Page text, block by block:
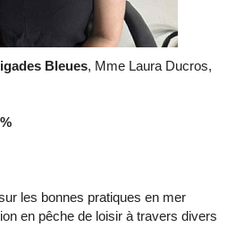
Bleues, Mme Laura Ducros,
les bonnes pratiques en mer
en pêche de loisir à travers divers